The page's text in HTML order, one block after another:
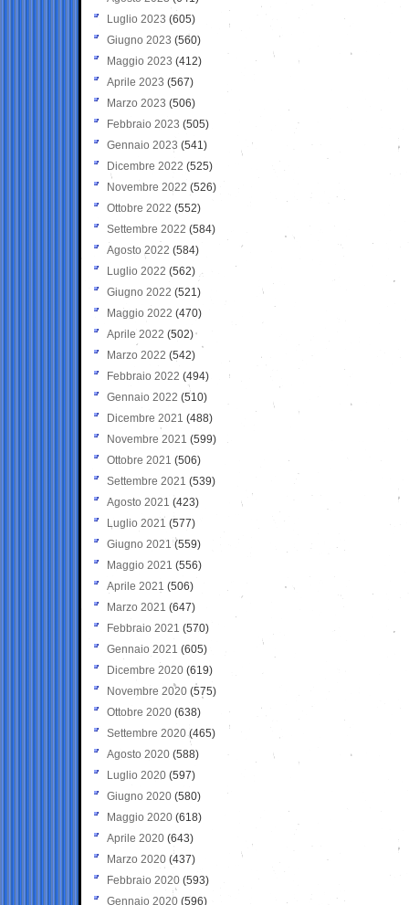
Luglio 2023 (605)
Giugno 2023 (560)
Maggio 2023 (412)
Aprile 2023 (567)
Marzo 2023 (506)
Febbraio 2023 (505)
Gennaio 2023 (541)
Dicembre 2022 (525)
Novembre 2022 (526)
Ottobre 2022 (552)
Settembre 2022 (584)
Agosto 2022 (584)
Luglio 2022 (562)
Giugno 2022 (521)
Maggio 2022 (470)
Aprile 2022 (502)
Marzo 2022 (542)
Febbraio 2022 (494)
Gennaio 2022 (510)
Dicembre 2021 (488)
Novembre 2021 (599)
Ottobre 2021 (506)
Settembre 2021 (539)
Agosto 2021 (423)
Luglio 2021 (577)
Giugno 2021(559)
Maggio 2021 (556)
Aprile 2021 (506)
Marzo 2021 (647)
Febbraio 2021 (570)
Gennaio 2021 (605)
Dicembre 2020 (619)
Novembre 2020 (575)
Ottobre 2020 (638)
Settembre 2020(465)
Agosto 2020 (588)
Luglio 2020 (597)
Giugno 2020 (580)
Maggio 2020 (618)
Aprile 2020 (643)
Marzo 2020 (437)
Febbraio 2020 (593)
Gennaio 2020 (596)